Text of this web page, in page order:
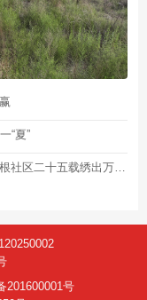
“夏”
201600001号